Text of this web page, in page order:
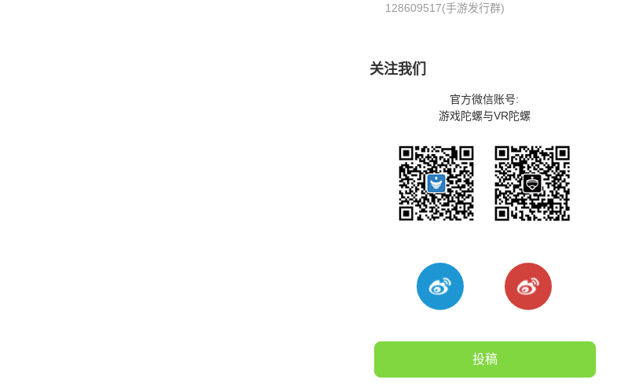
128609517(手游发行群)
关注我们
官方微信账号:
游戏陀螺与VR陀螺
投稿